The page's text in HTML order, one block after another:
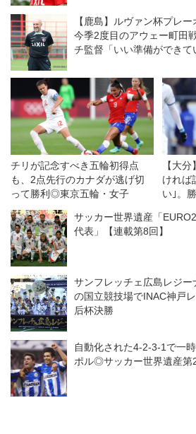
【鹿島】ルヴァン杯プレ
今季2度目のアウェー町田
チ監督「いい準備ができて
チリが記念すべき五輪初得点
も、2点先行のカナダが逃げ切
って勝利◎東京五輪・女子
【大
ければ
い｣。
サッカー世界遺産「
代表」【連載第8回】
サンフレッチェ広島レジ
の国立競技場でINAC神戸
后杯決勝
自動化された4-2-3-1で一
ポル◎サッカー世界遺産第